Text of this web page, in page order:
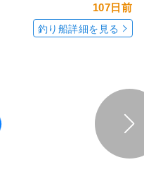
107日前
釣り船詳細を見る